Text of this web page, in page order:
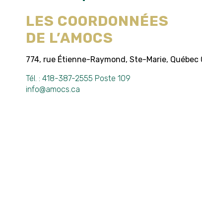
LES COORDONNÉES
DE L’AMOCS
774, rue Étienne-Raymond, Ste-Marie, Québec
Tél. : 418-387-2555 Poste 109
info@amocs.ca